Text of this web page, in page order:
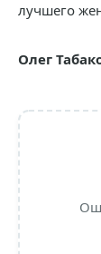
лучшего
Олег